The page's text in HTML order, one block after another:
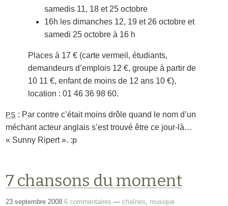
samedis 11, 18 et 25 octobre
16h les dimanches 12, 19 et 26 octobre et
samedi 25 octobre à 16 h
Places à 17 € (carte vermeil, étudiants,
demandeurs d’emplois 12 €, groupe à partir de
10 11 €, enfant de moins de 12 ans 10 €),
location : 01 46 36 98 60.
PS : Par contre c’était moins drôle quand le nom d’un
méchant acteur anglais s’est trouvé être ce jour-là…
« Sunny Ripert ». :p
7 chansons du moment
23 septembre 20086 commentaires —chaînes musique